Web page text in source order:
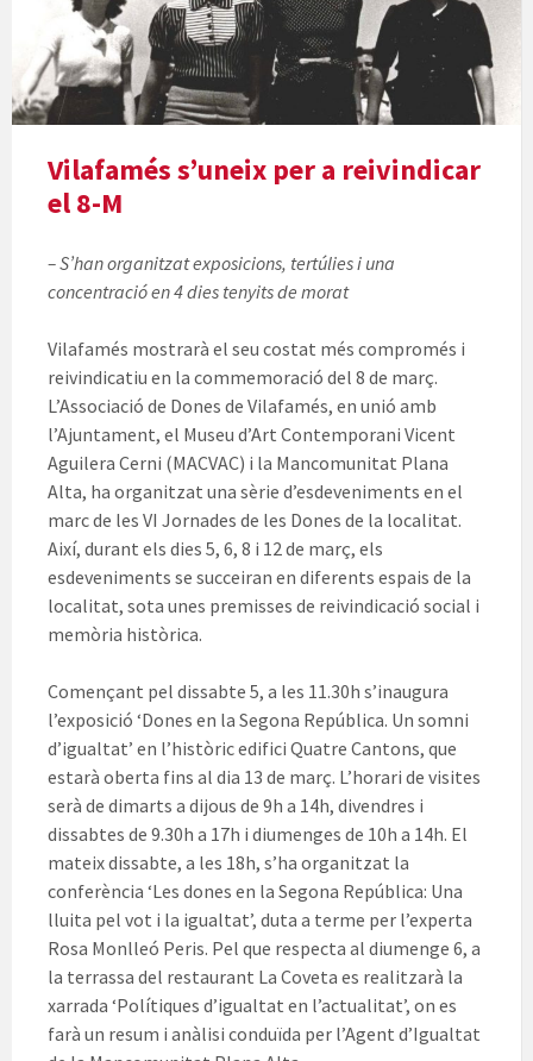
Vilafamés s’uneix per a reivindicar
el 8-M
– S’han organitzat exposicions, tertúlies i una
concentració en 4 dies tenyits de morat
Vilafamés mostrarà el seu costat més compromés i
reivindicatiu en la commemoració del 8 de març.
L’Associació de Dones de Vilafamés, en unió amb
l’Ajuntament, el Museu d’Art Contemporani Vicent
Aguilera Cerni (MACVAC) i la Mancomunitat Plana
Alta, ha organitzat una sèrie d’esdeveniments en el
marc de les VI Jornades de les Dones de la localitat.
Així, durant els dies 5, 6, 8 i 12 de març, els
esdeveniments se succeiran en diferents espais de la
localitat, sota unes premisses de reivindicació social i
memòria històrica.
Començant pel dissabte 5, a les 11.30h s’inaugura
l’exposició ‘Dones en la Segona República. Un somni
d’igualtat’ en l’històric edifici Quatre Cantons, que
estarà oberta fins al dia 13 de març. L’horari de visites
serà de dimarts a dijous de 9h a 14h, divendres i
dissabtes de 9.30h a 17h i diumenges de 10h a 14h. El
mateix dissabte, a les 18h, s’ha organitzat la
conferència ‘Les dones en la Segona República: Una
lluita pel vot i la igualtat’, duta a terme per l’experta
Rosa Monlleó Peris. Pel que respecta al diumenge 6, a
la terrassa del restaurant La Coveta es realitzarà la
xarrada ‘Polítiques d’igualtat en l’actualitat’, on es
farà un resum i anàlisi conduïda per l’Agent d’Igualtat